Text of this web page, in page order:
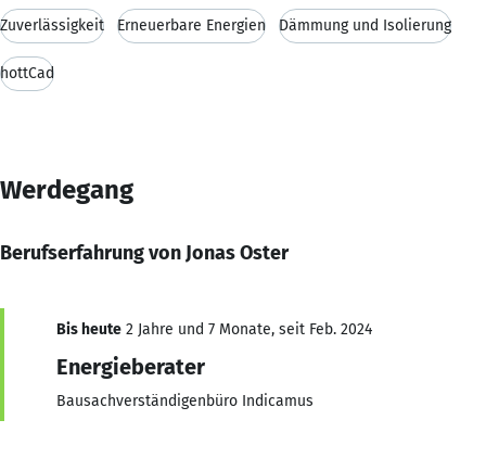
Zuverlässigkeit Erneuerbare Energien Dämmung und Isolierung
hottCad
Werdegang
Berufserfahrung von Jonas Oster
Bis heute 2 Jahre und 7 Monate, seit Feb. 2024
Energieberater
Bausachverständigenbüro Indicamus